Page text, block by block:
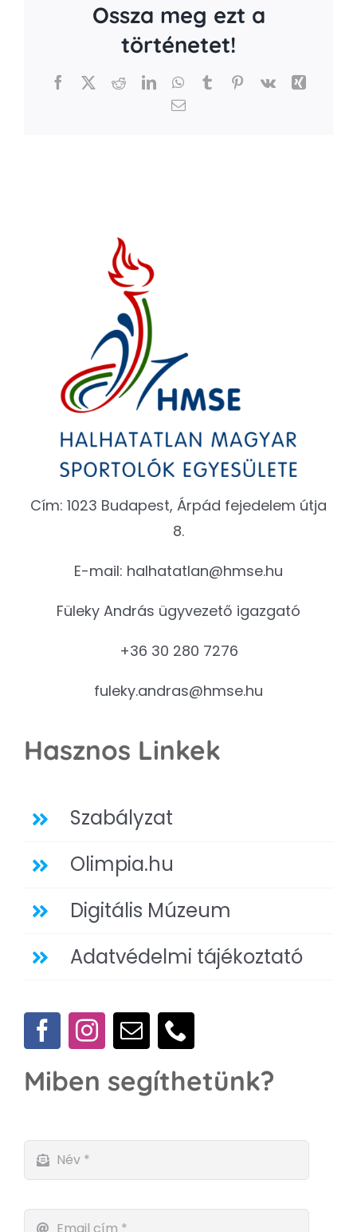
Ossza meg ezt a
történetet!
Facebook RedditLinkedInWhatsApp
TumblrPinterest
Vk
Xing
Email
Cím: 1023 Budapest, Árpád fejedelem útja
8.
E-mail: halhatatlan@hmse.hu
Füleky András ügyvezető igazgató
+36 30 280 7276
fuleky.andras@hmse.hu
Hasznos Linkek
Szabályzat
Olimpia.hu
Digitális Múzeum
Adatvédelmi tájékoztató
Miben segíthetünk?